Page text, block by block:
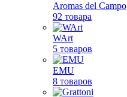
Aromas del Campo
92 товара
WArt
5 товаров
EMU
8 товаров